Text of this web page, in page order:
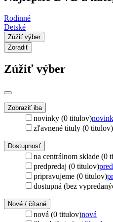
Rodinné
Detské
Zúžiť výber
Zoradiť
Zúžiť výber
Zobraziť iba
novinky (0 titulov)
zľavnené tituly (0 titulov)
Dostupnosť
na centrálnom sklade (0
predpredaj (0 titulov)
pripravujeme (0 titulov)
dostupná (bez
Nové / čítané
nová (0 titulov)nová